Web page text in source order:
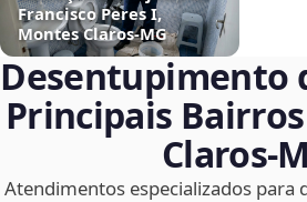
Francisco Peres I,
Montes Claros‑MG
Desentupimento
Principais
Atendimentos especializados para